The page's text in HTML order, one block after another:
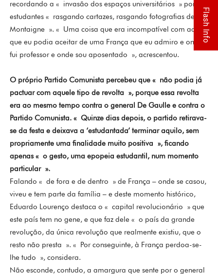
recordando a « invasão dos espaços universitários » por
estudantes « rasgando cartazes, rasgando fotografias de
Montaigne ». « Uma coisa que era incompatível com aquilo
que eu podia aceitar de uma França que eu admiro e onde
fui professor e onde sou aposentado », acrescentou.
O próprio Partido Comunista percebeu que « não podia já
pactuar com aquele tipo de revolta », porque essa revolta
era ao mesmo tempo contra o general De Gaulle e contra o
Partido Comunista. « Quinze dias depois, o partido retirava-
se da festa e deixava a ‘estudantada’ terminar aquilo, sem
propriamente uma finalidade muito positiva », ficando
apenas « o gesto, uma epopeia estudantil, num momento
particular ».
Falando « de fora e de dentro » de França – onde se casou,
viveu e tem parte da família – e deste momento histórico,
Eduardo Lourenço destaca o « capital revolucionário » que
este país tem no gene, e que faz dele « o país da grande
revolução, da única revolução que realmente existiu, que o
resto não presta ». « Por conseguinte, à França perdoa-se-
lhe tudo », considera.
Não esconde, contudo, a amargura que sente por o general
Flash Info